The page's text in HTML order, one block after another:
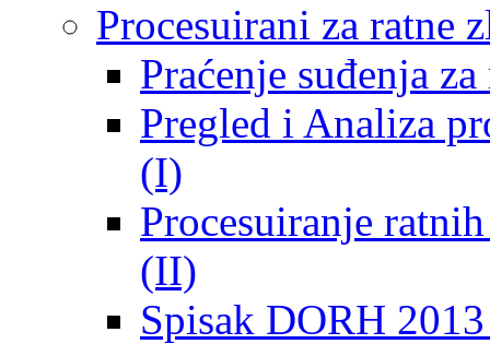
Procesuirani za ratne
Praćenje suđenja
Pregled i Analiza
(I)
Procesuiranje
(II)
Spisak DORH